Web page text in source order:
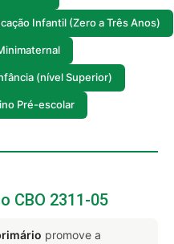
Infantil (Zero a Três Anos)
(nível Superior)
Pré-escolar
CBO 2311-05
promove a